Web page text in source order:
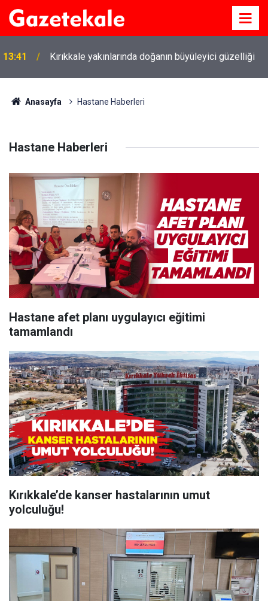
13:41 Kırıkkale yakınlarında doğanın büyüleyici güzelliği
Anasayfa Hastane Haberleri
Hastane Haberleri
Hastane afet planı uygulayıcı eğitimi
tamamlandı
Kırıkkale’de kanser hastalarının umut
yolculuğu!